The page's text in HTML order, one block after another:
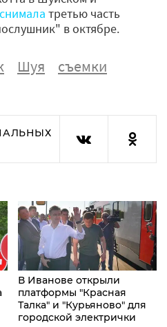
снимала третью часть
в октябре.
Шуя
съемки
В Иванове открыли
платформы "Красная
Талка" и "Курьяново" для
городской электрички